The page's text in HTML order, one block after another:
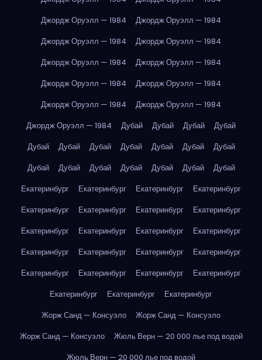
Джордж Оруэлл — 1984
Джордж Оруэлл — 1984
Джордж Оруэлл — 1984
Джордж Оруэлл — 1984
Джордж Оруэлл — 1984
Джордж Оруэлл — 1984
Джордж Оруэлл — 1984
Джордж Оруэлл — 1984
Джордж Оруэлл — 1984
Джордж Оруэлл — 1984
Джордж Оруэлл — 1984
Дубай Дубай Дубай
Дубай
Дубай
Дубай Дубай Дубай Дубай Дубай
Дубай
Дубай
Дубай Дубай Дубай Дубай Дубай
Дубай
Екатеринбург
Екатеринбург Екатеринбург
Екатеринбург
Екатеринбург
Екатеринбург Екатеринбург
Екатеринбург
Екатеринбург
Екатеринбург Екатеринбург
Екатеринбург
Екатеринбург
Екатеринбург Екатеринбург
Екатеринбург
Екатеринбург
Екатеринбург Екатеринбург
Екатеринбург
Екатеринбург
Екатеринбург
Екатеринбург
Жорж Санд — Консуэло
Жорж Санд — Консуэло
Жорж Санд — Консуэло
Жюль Верн — 20 000 лье под водой
Жюль Верн — 20 000 лье под водой